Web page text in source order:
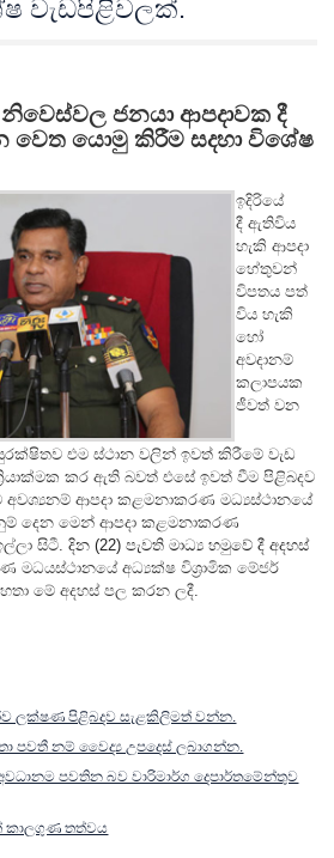
වැඩපිළිවලක්.
ජනයා ආපදාවක දී
වෙත යොමු කිරීම සදහා විශේෂ
ඉදිරියේ
දී ඇතිවිය
හැකි ආපදා
හේතුවන්
විපතය පත්
විය හැකි
හෝ
අවදානම්
කලාපයක
ජීවත් වන
එම ස්ථාන වලින් ඉවත් කිරීමේ වැඩ
කර ඇති බවත් එසේ ඉවත් වීම පිළිබදව
අවශ්‍යනම් ආපදා කළමනාකරණ මධ්‍යස්ථානයේ
දෙන මෙන් ආපදා කළමනාකරණ
සිටී.දින (22) පැවති මාධ්‍ය හමුවේ දී අදහස්
මධයස්ථානයේ අධ්‍යක්ෂ විශ්‍රාමික මේජර්
මේ අදහස් පල කරන ලදී.
ලක්ෂණ පිළිබදව සැළකිලිමත් වන්න.
පවතී නම් වෛද්‍ය උපදෙස් ලබාගන්න.
අවධානම පවතින බව වාරිමාර්ග දෙපාර්තමේන්තුව
කාලගුණ තත්වය